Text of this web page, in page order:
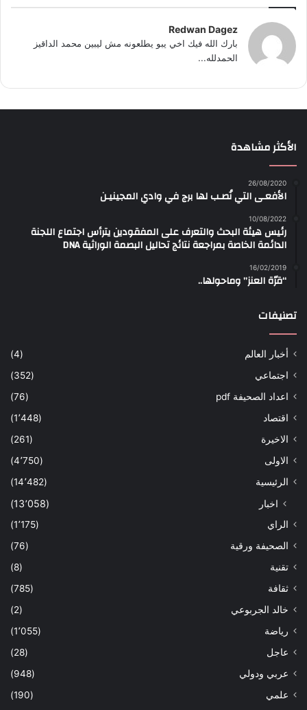
Redwan Dagez
بارك الله فيك اخي يبو يطلعونه مش ليبين محمد الداقيز
الحمدلله...
الأكثر مشاهدة
26/08/2020
الأفعـى التي نُصـب لها برج في وادي المجينيـن
10/08/2022
رئيس هيئة البحث والتعرف على المفقودين يترأس اجتماع اللجنة
الدائمة الخاصة بمراجعة نتائج تحاليل البصمة الوراثية DNA
16/02/2019
“قرّة العنز” وماحولها..
تصنيفات
أخبار العالم
(4)
اجتماعي
(352)
اعداد الصحيفة pdf
(76)
اقتصاد
(1٬448)
الاخيرة
(261)
الاولى
(4٬750)
الرئيسية
(14٬482)
اخبار (13٬058)
الراي
(1٬175)
الصحيفة ورقية
(76)
تقنية
(8)
ثقافة
(785)
خالد الجربوعي
(2)
رياضة
(1٬055)
عاجل
(28)
عربي ودولي
(948)
علمي
(190)